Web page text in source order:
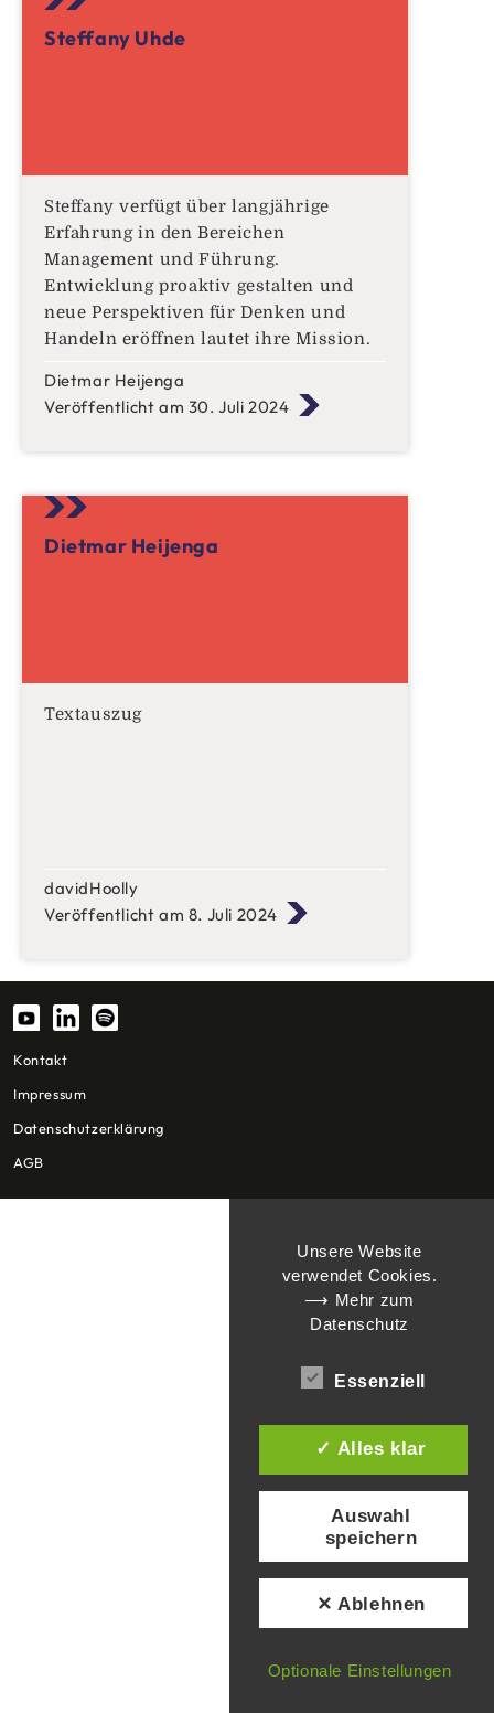
Steffany Uhde
Steffany verfügt über langjährige
Erfahrung in den Bereichen
Management und Führung.
Entwicklung proaktiv gestalten und
neue Perspektiven für Denken und
Handeln eröffnen lautet ihre Mission.
Organisationen einen sicheren Weg,
Ziele zu erreichen und Entwicklung
Dietmar Heijenga
Veröffentlicht am 30. Juli 2024
Dietmar Heijenga
Textauszug
davidHoolly
Veröffentlicht am 8. Juli 2024
Kontakt
Impressum
Datenschutzerklärung
AGB
Unsere Website
verwendet Cookies.
⟶ Mehr zum
Datenschutz
Essenziell
✓ Alles klar
Auswahl
speichern
✕ Ablehnen
Optionale Einstellungen